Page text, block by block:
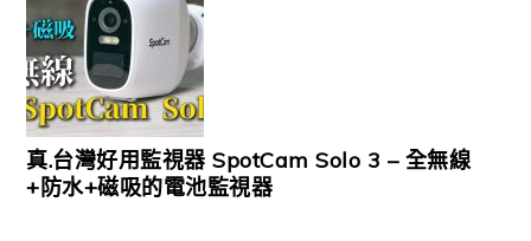
真.台灣好用監視器 SpotCam Solo 3 – 全無線
+防水+磁吸的電池監視器